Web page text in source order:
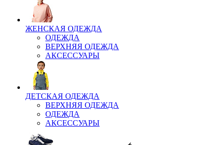
ЖЕНСКАЯ ОДЕЖДА
ОДЕЖДА
ВЕРХНЯЯ ОДЕЖДА
АКСЕССУАРЫ
ДЕТСКАЯ ОДЕЖДА
ВЕРХНЯЯ ОДЕЖДА
ОДЕЖДА
АКСЕССУАРЫ